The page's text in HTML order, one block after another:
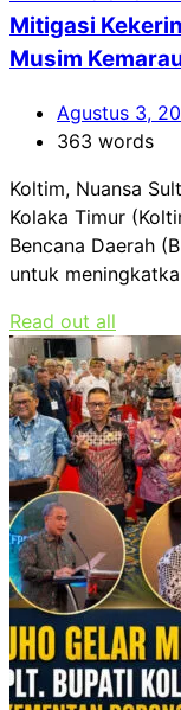
Mitigasi
Musim
Agustus 3,
363 words
Koltim, Nuansa
Kolaka Timur
Bencana Daerah
untuk
Read out all